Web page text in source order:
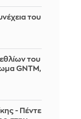
του
του
GNTM,
- Πέντε